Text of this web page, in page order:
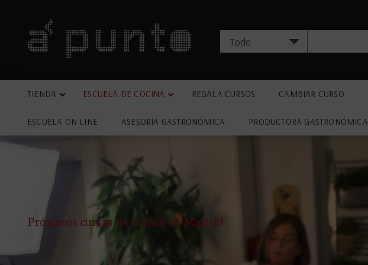
TIENDA ESCUELA DE COCINA REGALA CURSOS CAMBIAR CURSO
ESCUELA ON LINE ASESORÍA GASTRONÓMICA PRODUCTORA GASTRONÓMICA
Próximos cursos de cocina en Madrid